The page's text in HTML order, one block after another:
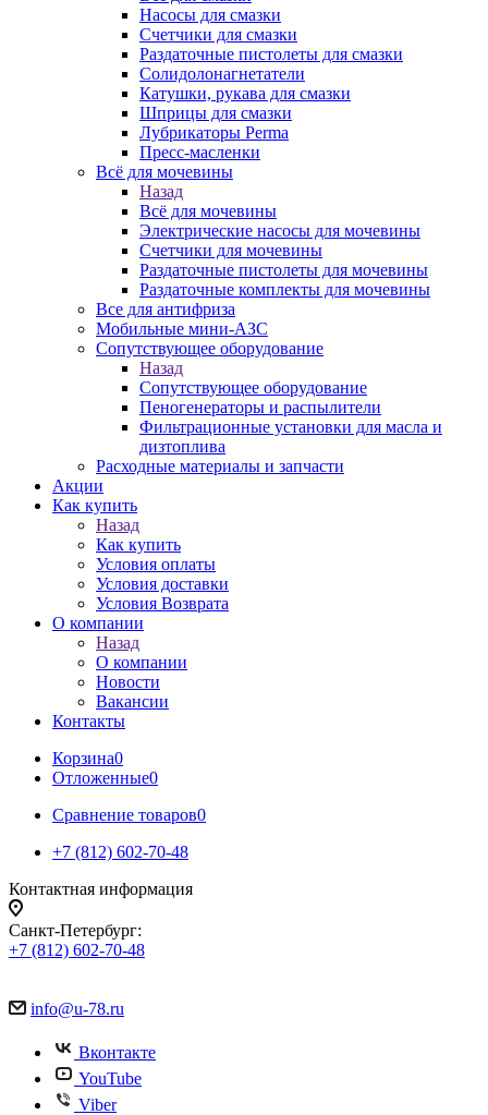
Насосы для смазки
Счетчики для смазки
Раздаточные пистолеты для смазки
Солидолонагнетатели
Катушки, рукава для смазки
Шприцы для смазки
Лубрикаторы Perma
Пресс-масленки
Всё для мочевины
Назад
Всё для мочевины
Электрические насосы для мочевины
Счетчики для мочевины
Раздаточные пистолеты для мочевины
Раздаточные комплекты для мочевины
Все для антифриза
Мобильные мини-АЗС
Сопутствующее оборудование
Назад
Сопутствующее оборудование
Пеногенераторы и распылители
Фильтрационные установки для масла и
дизтоплива
Расходные материалы и запчасти
Акции
Как купить
Назад
Как купить
Условия оплаты
Условия доставки
Условия Возврата
О компании
Назад
О компании
Новости
Вакансии
Контакты
Корзина0
Отложенные0
Сравнение товаров0
+7 (812) 602-70-48
Контактная информация
Санкт-Петербург:
+7 (812) 602-70-48
info@u-78.ru
Вконтакте
YouTube
Viber